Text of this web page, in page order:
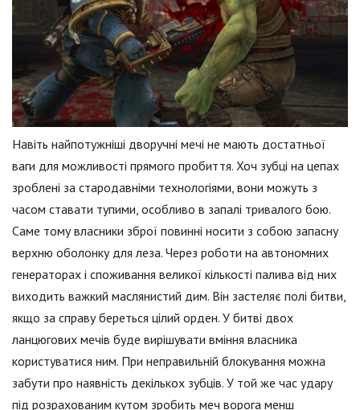
Навіть найпотужніші дворучні мечі не мають достатньої
ваги для можливості прямого пробиття. Хоч зубці на цепах
зроблені за стародавніми технологіями, вони можуть з
часом ставати тупими, особливо в запалі тривалого бою.
Саме тому власники зброї повинні носити з собою запасну
верхню оболонку для леза. Через роботи на автономних
генераторах і споживання великої кількості палива від них
виходить важкий маслянистий дим. Він застеляє полі битви,
якщо за справу береться цілий орден. У битві двох
ланцюгових мечів буде вирішувати вміння власника
користуватися ним. При неправильній блокування можна
забути про наявність декількох зубців. У той же час удару
під розрахованим кутом зробить меч ворога менш